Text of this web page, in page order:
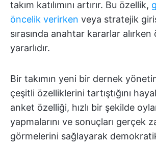
takım katılımını artırır. Bu özellik,
öncelik verirken veya stratejik
sırasında anahtar kararlar alırken
yararlıdır.
Bir takımın yeni bir dernek yönetim
çeşitli özelliklerini tartıştığını
anket özelliği, hızlı bir şekilde
yapmalarını ve sonuçları gerçek
görmelerini sağlayarak